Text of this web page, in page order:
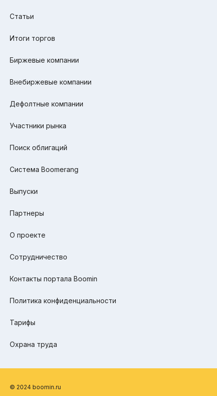
Статьи
Итоги торгов
Биржевые компании
Внебиржевые компании
Дефолтные компании
Участники рынка
Поиск облигаций
Система Boomerang
Выпуски
Партнеры
О проекте
Сотрудничество
Контакты портала Boomin
Политика конфиденциальности
Тарифы
Охрана труда
© 2024 boomin.ru